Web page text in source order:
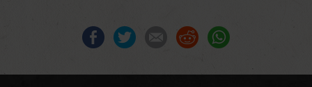
Facebook E-mail Reddit